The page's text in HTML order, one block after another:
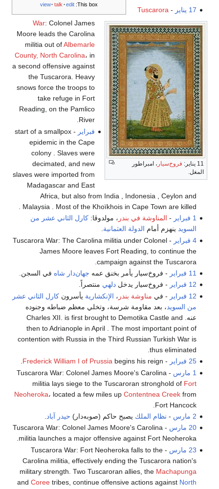
This box:
view talk edit
11 يناير: فروخ‌سيار ، امبراطور
المغل.
17 يناير
-
Tuscarora
War: Colonel James
Moore leads the Carolina
militia out ofAlbemarle
County, North Carolina، in
a second offensive against
the Tuscarora. Heavy
snows force the troops to
take refuge in Fort
Reading, on the Pamlico
River.
فبراير
- start of a smallpox
epidemic in the Cape
colony . Slaves were
decimated, and new
slaves were imported from
Madagascar and East
Africa, but also from India , Indonesia , Ceylon and
Malaysia . Most of the Khoïkhois in Cape Town are killed .
1 فبراير
- المناوشة في بندر ، مولدوڤا:كارل الثاني عشر من
السويد ينهزم أمام الدولة العثمانية.
4 فبراير
- Tuscarora War: The Carolina militia under Colonel
James Moore leaves Fort Reading, to continue the
campaign against the Tuscarora.
11 فبراير
- فروخ‌سيار يأمر بخنق عمه جهان‌دار شاه في السجن.
12 فبراير
- فروخ‌سيار يدخلدلهي منتصراً.
12 فبراير
- في مناوشة بندر ، الإنكشارية يأسرونكارل الثاني عشر
من السويد، بعد مقاومة شرسة، وتخلي معظم ضباطه وجنوده
عنه. Charles XII. is first brought to Demotika Castle and
then to Adrianople in April . The most important point of
contention with Russia in the Third Russian Turkish War is
thus eliminated.
25 فبراير
-
Frederick William I of Prussia begins his reign.
1 مارس
- Tuscarora War: Colonel James Moore's Carolina
militia lays siege to the Tuscaroran stronghold of Fort
Neoheroka، located a few miles up Contentnea Creekfrom
Fort Hancock.
2 مارس
- نظام الملك يصبح حاكم (صوبه‌دار) حيدر آباد
20 مارس
- Tuscarora War: Colonel James Moore's Carolina
militia launches a major offensive against Fort Neoheroka.
23 مارس
- Tuscarora War: Fort Neoheroka falls to the
Carolina militia, effectively ending the Tuscarora nation's
military strength. Two Tuscaroran allies, the Machapunga
and Coreetribes, continue offensive actions against North